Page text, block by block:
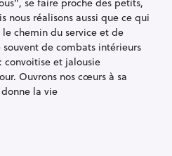
nous réalisons aussi que ce qui
chemin du service et de
de combats intérieurs
convoitise et jalousie
Ouvrons nos cœurs à sa
la vie